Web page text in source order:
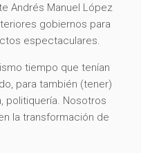
Andrés Manuel López
gobiernos para
espectaculares.
tiempo que tenían
para también (tener)
politiquería. Nosotros
la transformación de